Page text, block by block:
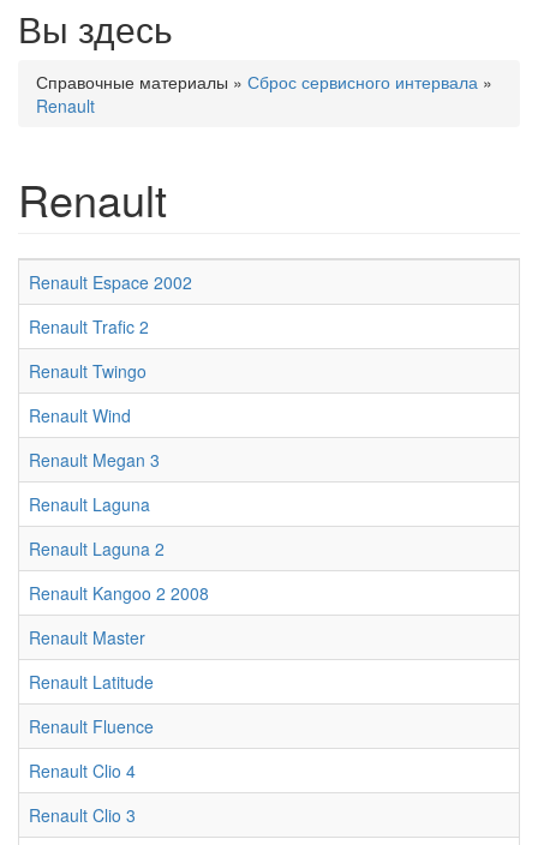
Вы здесь
Справочные материалы » Сброс сервисного интервала »
Renault
Renault
Renault Espace 2002
Renault Trafic 2
Renault Twingo
Renault Wind
Renault Megan 3
Renault Laguna
Renault Laguna 2
Renault Kangoo 2 2008
Renault Master
Renault Latitude
Renault Fluence
Renault Clio 4
Renault Clio 3